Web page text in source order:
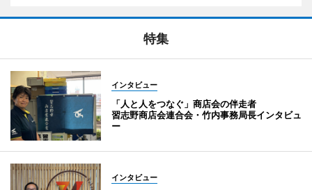
特集
インタビュー
「人と人をつなぐ」商店会の伴走者
習志野商店会連合会・竹内事務局長インタビュ
ー
インタビュー